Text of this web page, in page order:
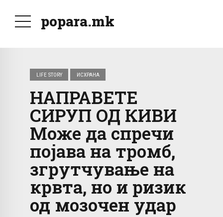
popara.mk
LIFE STORY ИСХРАНА
НАПРАВЕТЕ
СИРУП ОД КИВИ
Може да спречи
појава на тромб,
згрутчување на
крвта, но и ризик
од мозочен удар